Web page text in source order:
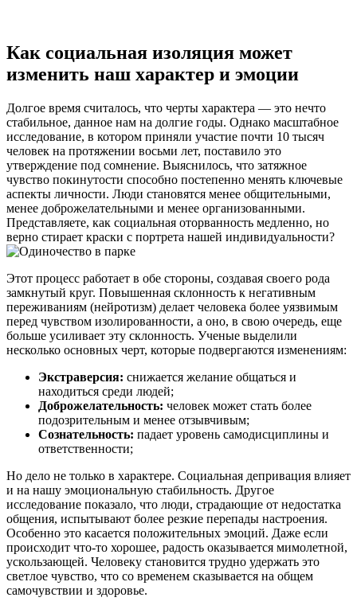
Как социальная изоляция может
изменить наш характер и эмоции
Долгое время считалось, что черты характера — это нечто
стабильное, данное нам на долгие годы. Однако масштабное
исследование, в котором приняли участие почти 10 тысяч
человек на протяжении восьми лет, поставило это
утверждение под сомнение. Выяснилось, что затяжное
чувство покинутости способно постепенно менять ключевые
аспекты личности. Люди становятся менее общительными,
менее доброжелательными и менее организованными.
Представляете, как социальная оторванность медленно, но
верно стирает краски с портрета нашей индивидуальности?
Этот процесс работает в обе стороны, создавая своего рода
замкнутый круг. Повышенная склонность к негативным
переживаниям (нейротизм) делает человека более уязвимым
перед чувством изолированности, а оно, в свою очередь, еще
больше усиливает эту склонность. Ученые выделили
несколько основных черт, которые подвергаются изменениям:
Экстраверсия: снижается желание общаться и
находиться среди людей;
Доброжелательность: человек может стать более
подозрительным и менее отзывчивым;
Сознательность: падает уровень самодисциплины и
ответственности;
Но дело не только в характере. Социальная депривация влияет
и на нашу эмоциональную стабильность. Другое
исследование показало, что люди, страдающие от недостатка
общения, испытывают более резкие перепады настроения.
Особенно это касается положительных эмоций. Даже если
происходит что-то хорошее, радость оказывается мимолетной,
ускользающей. Человеку становится трудно удержать это
светлое чувство, что со временем сказывается на общем
самочувствии и здоровье.